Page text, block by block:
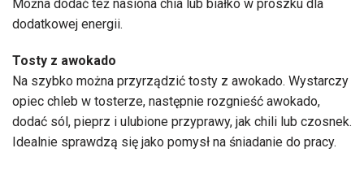
Można dodać też nasiona chia lub białko w proszku dla
dodatkowej energii.
Tosty z awokado
Na szybko można przyrządzić tosty z awokado. Wystarczy
opiec chleb w tosterze, następnie rozgnieść awokado,
dodać sól, pieprz i ulubione przyprawy, jak chili lub czosnek.
Idealnie sprawdzą się jako pomysł na śniadanie do pracy.